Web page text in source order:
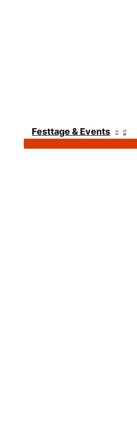
Festtage & Events